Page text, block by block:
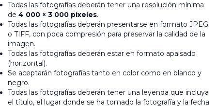
Todas las fotografías deberán tener una resolución mínima
de 4 000 × 3 000 píxeles.
Todas las fotografías deberán presentarse en formato JPEG
o TIFF, con poca compresión para preservar la calidad de la
imagen.
Todas las fotografías deberán estar en formato apaisado
(horizontal).
Se aceptarán fotografías tanto en color como en blanco y
negro.
Todas las fotografías deberán tener una leyenda que incluya
el título, el lugar donde se ha tomado la fotografía y la fecha